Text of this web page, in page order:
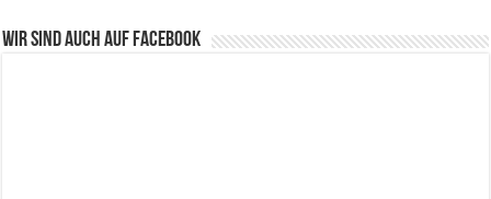
Wir sind auch auf Facebook